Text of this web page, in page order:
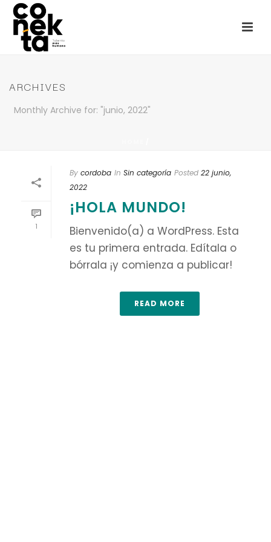
ARCHIVES
Monthly Archive for: "junio, 2022"
1
By cordoba In Sin categoría Posted 22 junio,
2022
¡HOLA MUNDO!
Bienvenido(a) a WordPress. Esta
es tu primera entrada. Edítala o
bórrala ¡y comienza a publicar!
READ MORE